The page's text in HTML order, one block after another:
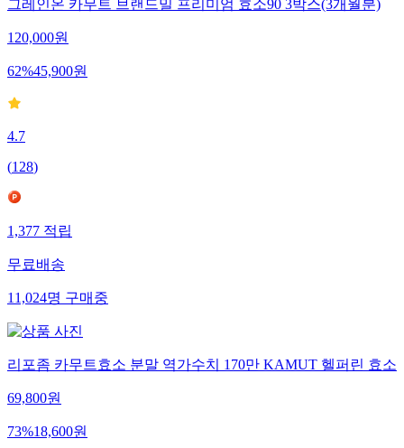
그레인온 카무트 브랜드밀 프리미엄 효소90 3박스(3개월분)
120,000원
62%45,900원
4.7
(128)
1,377 적립
무료배송
11,024명 구매중
리포좀 카무트효소 분말 역가수치 170만 KAMUT 헬퍼린 효소
69,800원
73%18,600원